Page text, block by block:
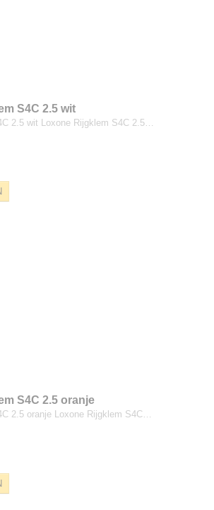
S4C 2.5 wit
2.5 wit Loxone Rijgklem S4C 2.5…
S4C 2.5 oranje
2.5 oranje Loxone Rijgklem S4C…